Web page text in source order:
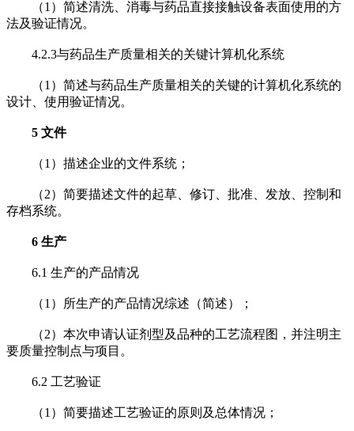
（1）简述清洗、消毒与药品直接接触设备表面使用的方
法及验证情况。
4.2.3与药品生产质量相关的关键计算机化系统
（1）简述与药品生产质量相关的关键的计算机化系统的
设计、使用验证情况。
5 文件
（1）描述企业的文件系统；
（2）简要描述文件的起草、修订、批准、发放、控制和
存档系统。
6 生产
6.1 生产的产品情况
（1）所生产的产品情况综述（简述）；
（2）本次申请认证剂型及品种的工艺流程图，并注明主
要质量控制点与项目。
6.2 工艺验证
（1）简要描述工艺验证的原则及总体情况；